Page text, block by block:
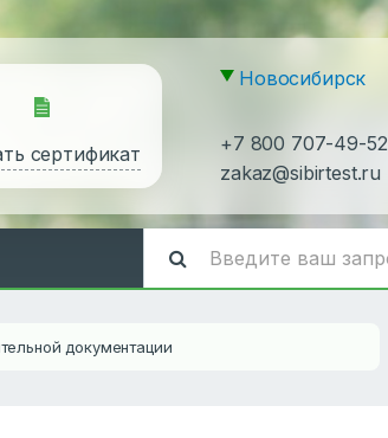
сертификат
Новосибирск
+7 800 707-49-52
zakaz@sibirtest.ru
документации